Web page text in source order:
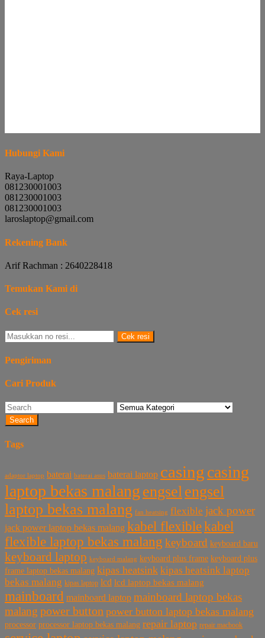
Hubungi Kami
Raya-Laptop
081230001003
081230001003
081230001003
laroslaptop@gmail.com
Rekening Bank
Arif Rachman : 2640228418
Temukan Kami di
Cek resi
Cek resi
Pengiriman
Cari Produk
Search
Tags
adaptor laptop baterai baterai asus baterai laptop casing casing
laptop bekas malang engselengsel
laptop bekas malang fan heatsing flexible jack power
jack power laptop bekas malang kabel flexiblekabel
flexible laptop bekas malang keyboard keyboard baru
keyboard laptop keyboard malang keyboard plus frame keyboard plus
frame laptop bekas malang kipas heatsink kipas heatsink laptop
bekas malang kipas laptop lcd lcd laptop bekas malang
mainboard mainboard laptop mainboard laptop bekas
malang power button power button laptop bekas malang
processor processor laptop bekas malang repair laptop repair macbook